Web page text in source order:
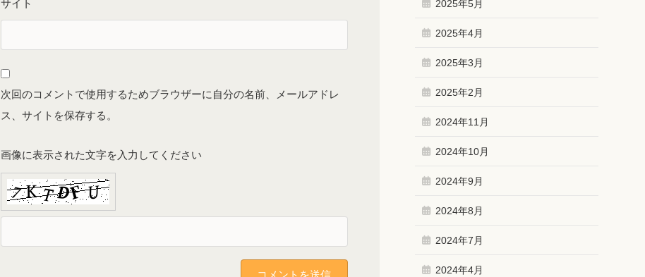
サイト
次回のコメントで使用するためブラウザーに自分の名前、メールアドレ
ス、サイトを保存する。
画像に表示された文字を入力してください
2025年5月
2025年4月
2025年3月
2025年2月
2024年11月
2024年10月
2024年9月
2024年8月
2024年7月
2024年4月